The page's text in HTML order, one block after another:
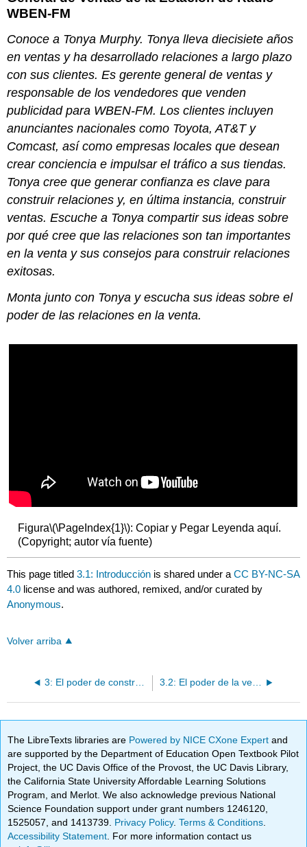
WBEN-FM
Conoce a Tonya Murphy. Tonya lleva diecisiete años
en ventas y ha desarrollado relaciones a largo plazo
con sus clientes. Es gerente general de ventas y
responsable de los vendedores que venden
publicidad para WBEN-FM. Los clientes incluyen
anunciantes nacionales como Toyota, AT&T y
Comcast, así como empresas locales que desean
crear conciencia e impulsar el tráfico a sus tiendas.
Tonya cree que generar confianza es clave para
construir relaciones y, en última instancia, construir
ventas. Escuche a Tonya compartir sus ideas sobre
por qué cree que las relaciones son tan importantes
en la venta y sus consejos para construir relaciones
exitosas.
Monta junto con Tonya y escucha sus ideas sobre el
poder de las relaciones en la venta.
Figura\(\PageIndex{1}\): Copiar y Pegar Leyenda aquí.
(Copyright; autor vía fuente)
This page titled3.1: Introducción is shared under aCC BY-NC-SA
4.0 license and was authored, remixed, and/or curated by
Anonymous.
Volver arriba
3: El poder de construir relaciones: poner a trabajar la venta adaptativa 3.2: El poder de la venta relacional
The LibreTexts libraries are Powered by NICE CXone Expertand
are supported by the Department of Education Open Textbook Pilot
Project, the UC Davis Office of the Provost, the UC Davis Library,
the California State University Affordable Learning Solutions
Program, and Merlot. We also acknowledge previous National
Science Foundation support under grant numbers 1246120,
1525057, and 1413739. Privacy Policy.Terms & Conditions
Accessibility Statement . For more information contact us